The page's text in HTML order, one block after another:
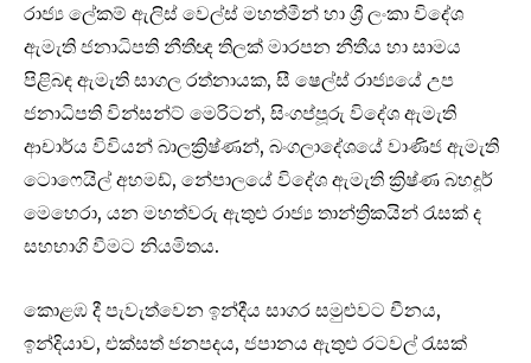
රාජ්‍ය ලේකම් ඇලිස් වෙල්ස් මහත්මීන් හා ශ්‍රී ලංකා විදේශ
ඇමැති ජනාධිපති නීතීඥ තිලක් මාරපන නීතීය හා සාමය
පිළිබඳ ඇමැති සාගල රත්නායක, සී ෂෙල්ස් රාජ්‍යයේ උප
ජනාධිපති වින්සන්ට් මෙරිටන්, සිංගප්පූරු විදේශ ඇමැති
ආචාර්ය විවියන් බාලක්‍රිෂ්ණන්, බංගලාදේශයේ වාණිජ ඇමැති
ටො‍ෆෙයිල් අහමඩ්, නේපාලයේ විදේශ ඇමැති ක්‍රිෂ්ණ බහදූර්
මෙහෙරා, යන මහත්වරු ඇතුළු රාජ්‍ය තාන්ත්‍රිකයින් රැසක් ද
සහභාගි වීමට නියමිතය.
කොළඹ දී පැවැත්වෙන ඉන්දීය සාගර සමුළුවට චීනය,
ඉන්දියාව, එක්සත් ජනපදය, ජපානය ඇතුළු රටවල් රැසක්